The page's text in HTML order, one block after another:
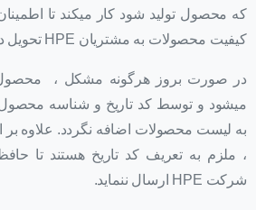
که محصول تولید شود کار میکند تا
کیفیت محصولات به مشتریان HPE تحویل داده میشود.
میشود و توسط کد تاریخ و شناسه محصول
، ملزم به تعریف کد تاریخ هستند تا
شرکت HPE ارسال ننماید.